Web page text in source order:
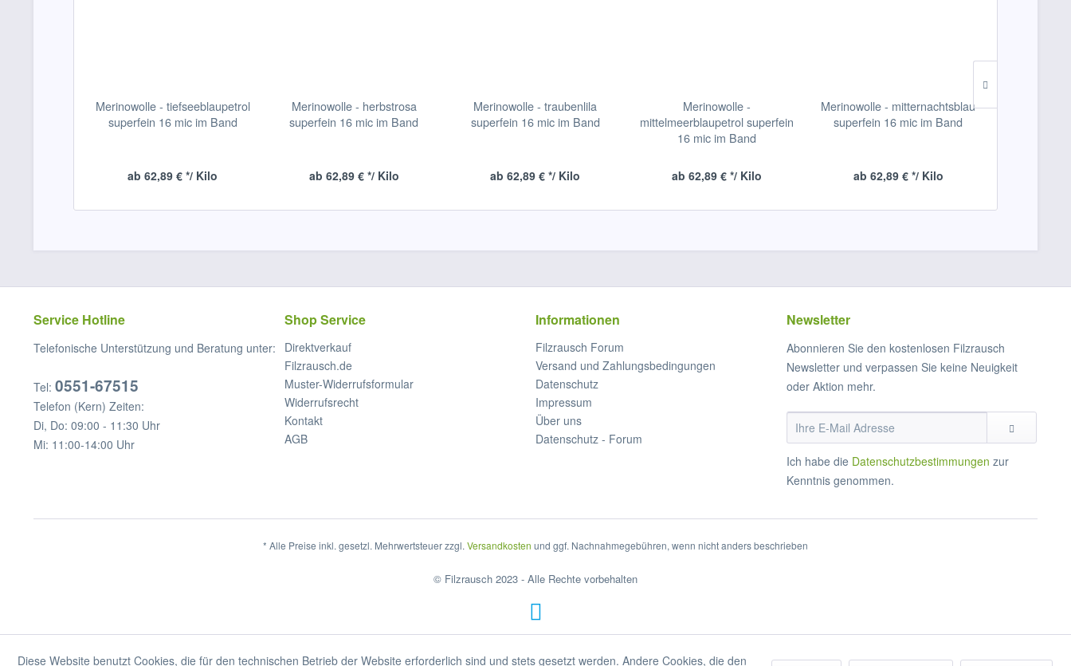
Merinowolle - tiefseeblaupetrol
superfein 16 mic im Band
ab 62,89 € */ Kilo
Merinowolle - herbstrosa
superfein 16 mic im Band
ab 62,89 € */ Kilo
Merinowolle - traubenlila
superfein 16 mic im Band
ab 62,89 € */ Kilo
Merinowolle -
mittelmeerblaupetrol superfein
16 mic im Band
ab 62,89 € */ Kilo
Merinowolle - mitternachtsblau
superfein 16 mic im Band
ab 62,89 € */ Kilo
Service Hotline
Telefonische Unterstützung und Beratung unter:
Tel: 0551-67515
Telefon (Kern) Zeiten:
Di, Do: 09:00 - 11:30 Uhr
Mi: 11:00-14:00 Uhr
Shop Service
Direktverkauf
Filzrausch.de
Muster-Widerrufsformular
Widerrufsrecht
Kontakt
AGB
Informationen
Filzrausch Forum
Versand und Zahlungsbedingungen
Datenschutz
Impressum
Über uns
Datenschutz - Forum
Newsletter
Abonnieren Sie den kostenlosen Filzrausch
Newsletter und verpassen Sie keine Neuigkeit
oder Aktion mehr.
Ich habe die Datenschutzbestimmungen zur
Kenntnis genommen.
* Alle Preise inkl. gesetzl. Mehrwertsteuer zzgl. Versandkosten und ggf. Nachnahmegebühren, wenn nicht anders beschrieben
© Filzrausch 2023 - Alle Rechte vorbehalten
Diese Website benutzt Cookies, die für den technischen Betrieb der Website erforderlich sind und stets gesetzt werden. Andere Cookies, die den